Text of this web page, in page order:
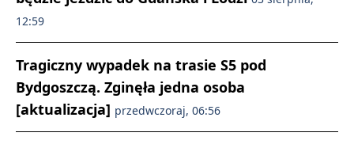
12:59
Tragiczny wypadek na trasie S5 pod
Bydgoszczą. Zginęła jedna osoba
[aktualizacja] przedwczoraj, 06:56